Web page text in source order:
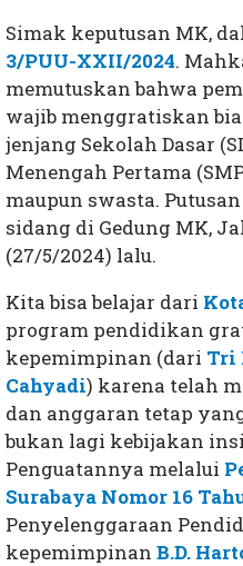
Simak keputusan MK,
3/PUU-XXII/2024.
memutuskan bahwa
wajib menggratiskan
jenjang Sekolah Dasar
Menengah Pertama
maupun swasta.
sidang di Gedung MK,
(27/5/2024) lalu.
Kita bisa belajar dari
program pendidikan
kepemimpinan (dari Tri
Cahyadi) karena telah
dan anggaran tetap
bukan lagi kebijakan
Penguatannya melalui
Surabaya Nomor 16
Penyelenggaraan
kepemimpinan B.D.